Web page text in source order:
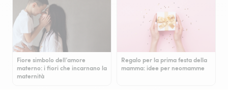
Fiore simbolo dell’amore
materno: i fiori che incarnano la
maternità
Regalo per la prima festa della
mamma: idee per neomamme